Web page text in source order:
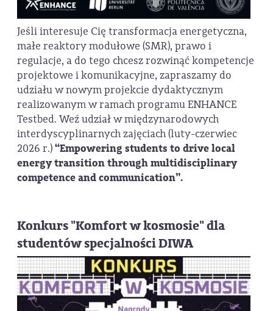
Jeśli interesuje Cię transformacja energetyczna,
małe reaktory modułowe (SMR), prawo i
regulacje, a do tego chcesz rozwinąć kompetencje
projektowe i komunikacyjne, zapraszamy do
udziału w nowym projekcie dydaktycznym
realizowanym w ramach programu ENHANCE
Testbed. Weź udział w międzynarodowych
interdyscyplinarnych zajęciach (luty-czerwiec
2026 r.)“Empowering students to drive local
energy transition through multidisciplinary
competence and communication”.
Konkurs "Komfort w kosmosie" dla
studentów specjalności DIWA